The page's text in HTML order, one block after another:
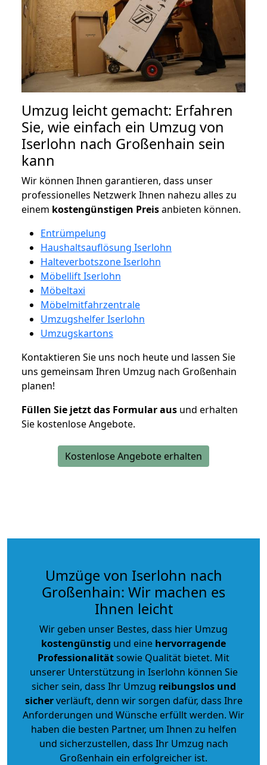
Umzug leicht gemacht: Erfahren
Sie, wie einfach ein Umzug von
Iserlohn nach Großenhain sein
kann
Wir können Ihnen garantieren, dass unser
professionelles Netzwerk Ihnen nahezu alles zu
einem kostengünstigen Preisanbieten können.
Entrümpelung
Haushaltsauflösung Iserlohn
Halteverbotszone Iserlohn
Möbellift Iserlohn
Möbeltaxi
Möbelmitfahrzentrale
Umzugshelfer Iserlohn
Umzugskartons
Kontaktieren Sie uns noch heute und lassen Sie
uns gemeinsam Ihren Umzug nach Großenhain
planen!
Füllen Sie jetzt das Formular aus und erhalten
Sie kostenlose Angebote.
Kostenlose Angebote erhalten
Umzüge von Iserlohn nach
Großenhain: Wir machen es
Ihnen leicht
Wir geben unser Bestes, dass hier Umzug
kostengünstig und eine hervorragende
Professionalitätsowie Qualität bietet. Mit
unserer Unterstützung in Iserlohn können Sie
sicher sein, dass Ihr Umzug reibungslos und
sicherverläuft, denn wir sorgen dafür, dass Ihre
Anforderungen und Wünsche erfüllt werden. Wir
haben die besten Partner, um Ihnen zu helfen
und sicherzustellen, dass Ihr Umzug nach
Großenhain ein erfolgreicher ist.